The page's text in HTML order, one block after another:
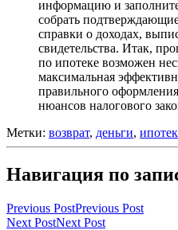
информацию и
собрать
справки о доходах,
свидетельства. Итак,
по ипотеке возможен
максимальная
правильного
нюансов налогового
Метки: возврат, деньги,
Навигация по
Previous PostPrevious Post
Next PostNext Post